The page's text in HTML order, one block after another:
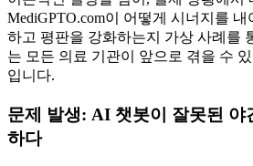
MediGPTO.com이 어떻게 시너지를
하고 평판을 강화하는지 가상 사례를
는 모든 의료 기관이 앞으로 겪을 수
입니다.
문제 발생: AI 챗봇이 잘못된 야
하다